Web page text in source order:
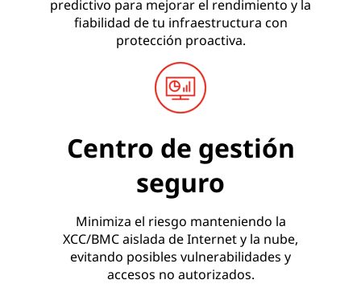
predictivo para mejorar el rendimiento y la
fiabilidad de tu infraestructura con
protección proactiva.
Centro de gestión
seguro
Minimiza el riesgo manteniendo la
XCC/BMC aislada de Internet y la nube,
evitando posibles vulnerabilidades y
accesos no autorizados.